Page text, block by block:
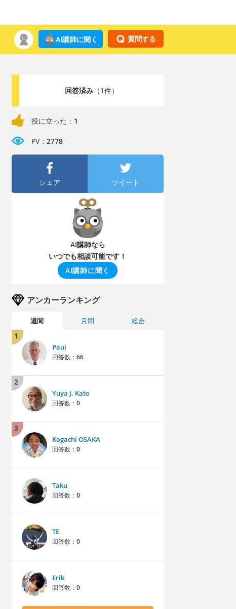
質問する
AI講師に聞く
回答済み（1件）
役に立った： 1
PV： 2778
シェア ツイート
AI講師なら
いつでも相談可能です！
AI講師に聞く
アンカーランキング
週間 月間 総合
1
Paul
回答数： 66
2
Yuya J. Kato
回答数： 0
3
Kogachi OSAKA
回答数： 0
Taku
回答数： 0
TE
回答数： 0
Erik
回答数： 0